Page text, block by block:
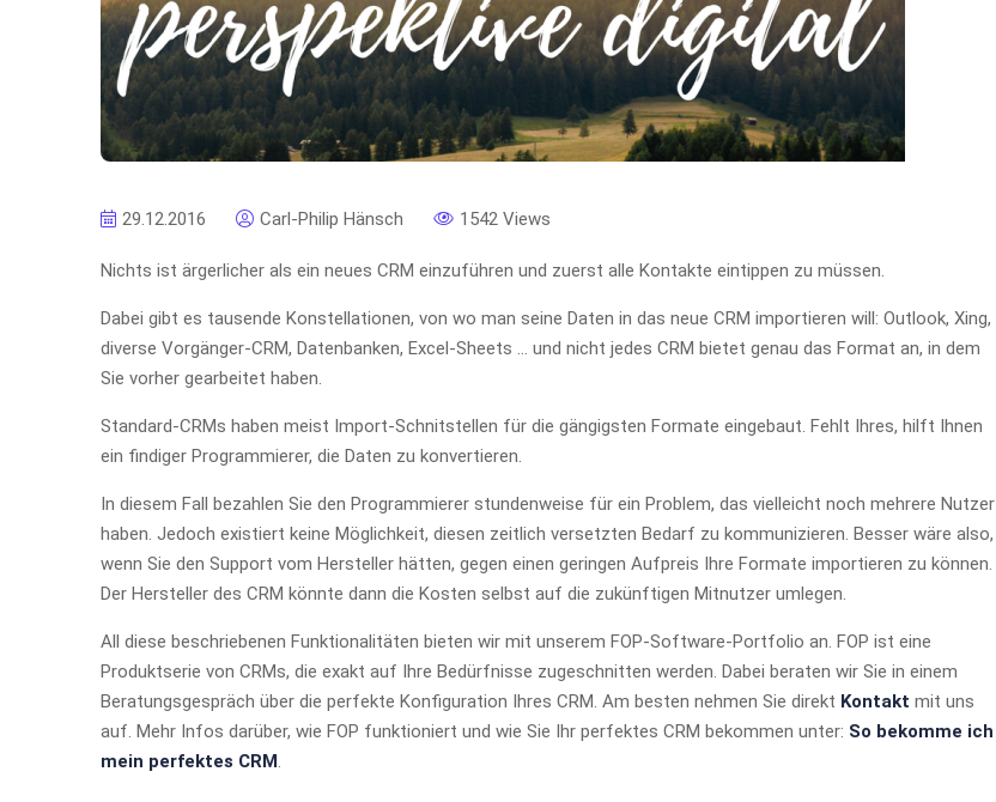
29.12.2016 Carl-Philip Hänsch 1542 Views
Nichts ist ärgerlicher als ein neues CRM einzuführen und zuerst alle Kontakte eintippen zu müssen.
Dabei gibt es tausende Konstellationen, von wo man seine Daten in das neue CRM importieren will: Outlook, Xing,
diverse Vorgänger-CRM, Datenbanken, Excel-Sheets … und nicht jedes CRM bietet genau das Format an, in dem
Sie vorher gearbeitet haben.
Standard-CRMs haben meist Import-Schnitstellen für die gängigsten Formate eingebaut. Fehlt Ihres, hilft Ihnen
ein findiger Programmierer, die Daten zu konvertieren.
In diesem Fall bezahlen Sie den Programmierer stundenweise für ein Problem, das vielleicht noch mehrere Nutzer
haben. Jedoch existiert keine Möglichkeit, diesen zeitlich versetzten Bedarf zu kommunizieren. Besser wäre also,
wenn Sie den Support vom Hersteller hätten, gegen einen geringen Aufpreis Ihre Formate importieren zu können.
Der Hersteller des CRM könnte dann die Kosten selbst auf die zukünftigen Mitnutzer umlegen.
All diese beschriebenen Funktionalitäten bieten wir mit unserem FOP-Software-Portfolio an. FOP ist eine
Produktserie von CRMs, die exakt auf Ihre Bedürfnisse zugeschnitten werden. Dabei beraten wir Sie in einem
Beratungsgespräch über die perfekte Konfiguration Ihres CRM. Am besten nehmen Sie direkt Kontakt mit uns
auf. Mehr Infos darüber, wie FOP funktioniert und wie Sie Ihr perfektes CRM bekommen unter: So bekomme ich
mein perfektes CRM.